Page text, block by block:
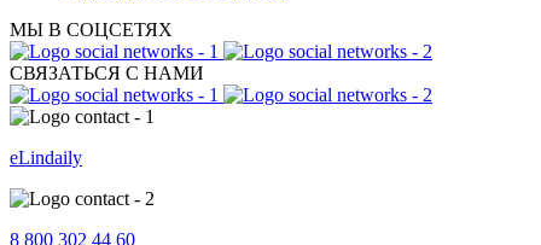
МЫ В СОЦСЕТЯХ
СВЯЗАТЬСЯ С НАМИ
eLindaily
8 800 302 44 60